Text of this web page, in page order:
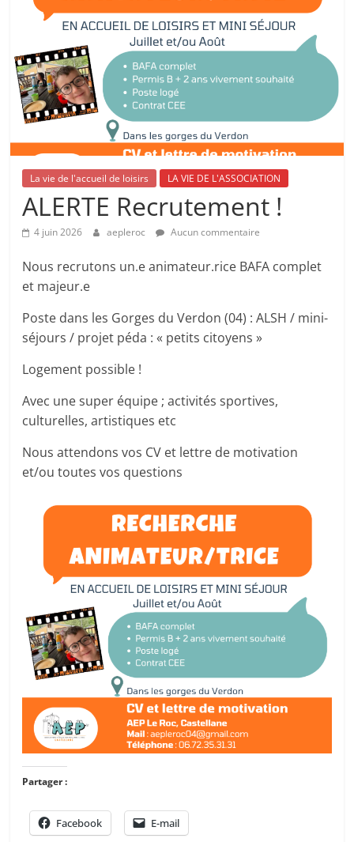
La vie de l'accueil de loisirs LA VIE DE L'ASSOCIATION
ALERTE Recrutement !
4 juin 2026 aepleroc Aucun commentaire
Nous recrutons un.e animateur.rice BAFA complet
et majeur.e
Poste dans les Gorges du Verdon (04) : ALSH / mini-
séjours / projet péda : « petits citoyens »
Logement possible !
Avec une super équipe ; activités sportives,
culturelles, artistiques etc
Nous attendons vos CV et lettre de motivation
et/ou toutes vos questions
Partager :
Facebook E-mail